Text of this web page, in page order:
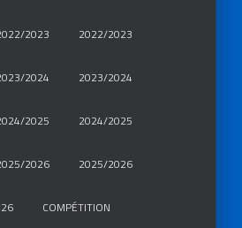
2023 2022/2023
2024 2023/2024
2025 2024/2025
2026 2025/2026
COMPÉTITION